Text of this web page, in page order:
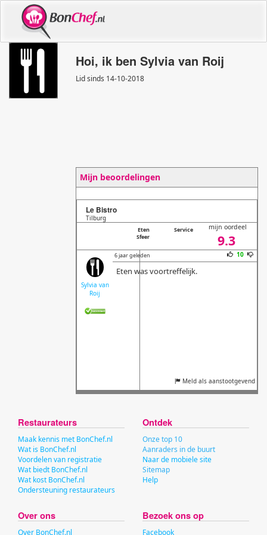
Hoi, ik ben Sylvia van Roij
Lid sinds 14-10-2018
Mijn beoordelingen
Le Bistro
Tilburg
Eten
Service
Sfeer
mijn oordeel
9.3
Sylvia van
Roij
6 jaar geleden 10
Eten was voortreffelijk.
Meld als aanstootgevend
Restaurateurs
Maak kennis met BonChef.nl
Wat is BonChef.nl
Voordelen van registratie
Wat biedt BonChef.nl
Wat kost BonChef.nl
Ondersteuning restaurateurs
Ontdek
Onze top 10
Aanraders in de buurt
Naar de mobiele site
Sitemap
Help
Over ons
Over BonChef.nl
Bezoek ons op
Facebook